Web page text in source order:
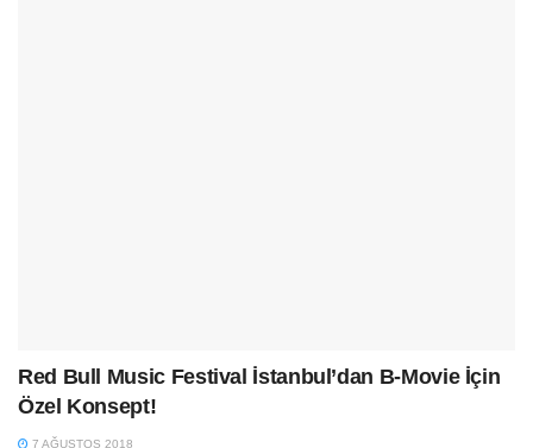
Red Bull Music Festival İstanbul’dan B-Movie İçin
Özel Konsept!
7 AĞUSTOS 2018